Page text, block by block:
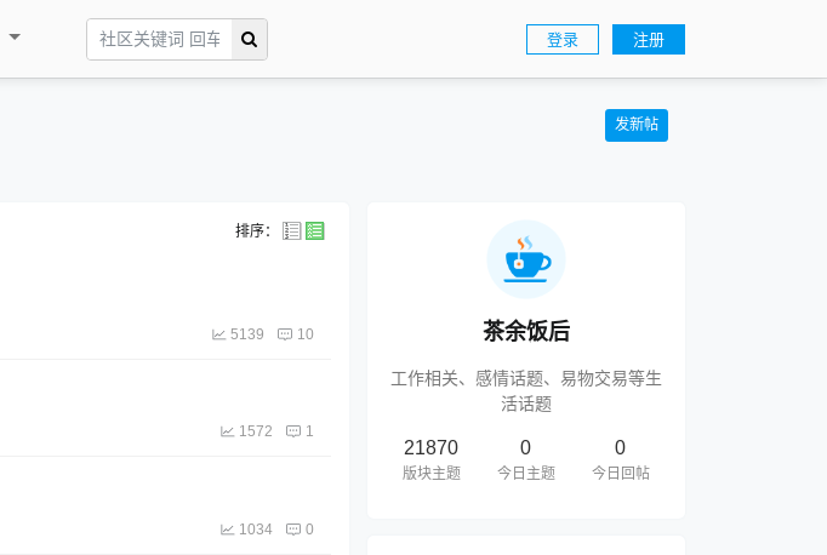
登录 注册
发新帖
排序：
5139 10
1572 1
1034 0
茶余饭后
工作相关、感情话题、易物交易等生
活话题
21870
版块主题
0
今日主题
0
今日回帖